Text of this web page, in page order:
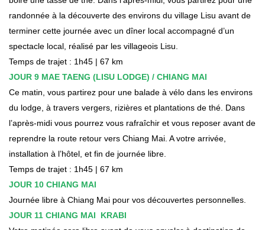
randonnée à la découverte des environs du village Lisu avant de
terminer cette journée avec un dîner local accompagné d’un
spectacle local, réalisé par les villageois Lisu.
Temps de trajet : 1h45 | 67 km
JOUR 9 MAE TAENG (LISU LODGE) / CHIANG MAI
Ce matin, vous partirez pour une balade à vélo dans les environs
du lodge, à travers vergers, rizières et plantations de thé. Dans
l’après-midi vous pourrez vous rafraîchir et vous reposer avant de
reprendre la route retour vers Chiang Mai. A votre arrivée,
installation à l’hôtel, et fin de journée libre.
Temps de trajet : 1h45 | 67 km
JOUR 10 CHIANG MAI
Journée libre à Chiang Mai pour vos découvertes personnelles.
JOUR 11 CHIANG MAI KRABI